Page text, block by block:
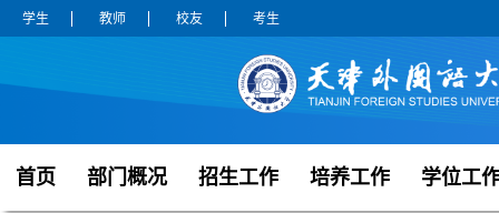
学生 教师 校友 考生
首页 部门概况 招生工作 培养工作 学位工